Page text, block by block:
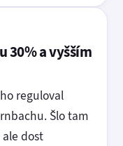
30% a vyšším
reguloval
Šlo tam
dost